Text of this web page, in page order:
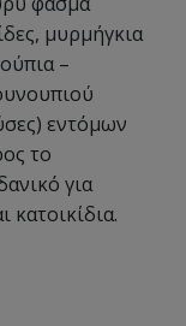
μυρμήγκια
–
εντόμων
το
για